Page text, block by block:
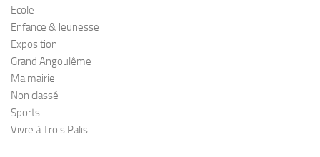
Ecole
Enfance & Jeunesse
Exposition
Grand Angoulême
Ma mairie
Non classé
Sports
Vivre à Trois Palis